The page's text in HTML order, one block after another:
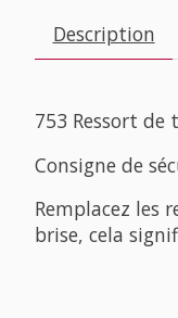
Description
753 Ressort
Consigne de
Remplacez les
brise, cela